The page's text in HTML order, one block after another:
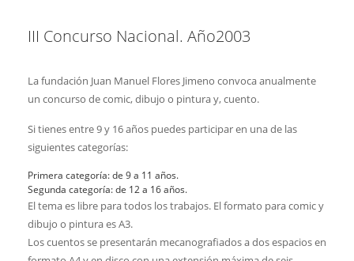
III Concurso Nacional. Año2003
La fundación Juan Manuel Flores Jimeno convoca anualmente
un concurso de comic, dibujo o pintura y, cuento.
Si tienes entre 9 y 16 años puedes participar en una de las
siguientes categorías:
Primera categoría: de 9 a 11 años.
Segunda categoría: de 12 a 16 años.
El tema es libre para todos los trabajos. El formato para comic y
dibujo o pintura es A3.
Los cuentos se presentarán mecanografiados a dos espacios en